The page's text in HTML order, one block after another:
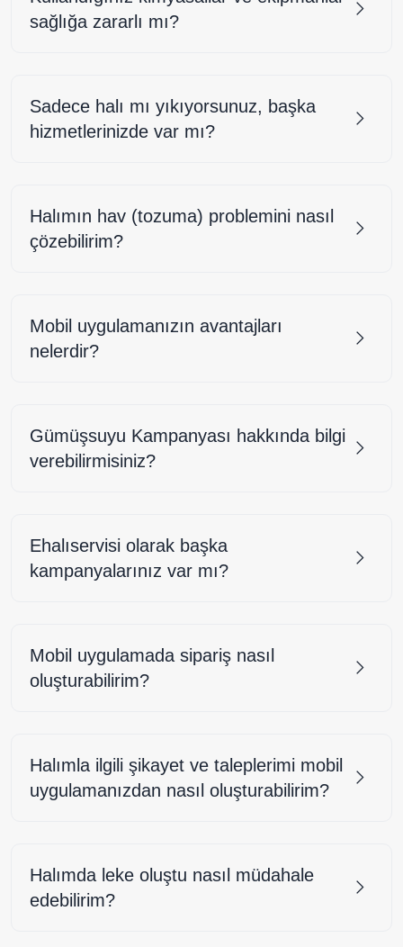
sağlığa zararlı mı?
Sadece halı mı yıkıyorsunuz, başka
hizmetlerinizde var mı?
Halımın hav (tozuma) problemini nasıl
çözebilirim?
Mobil uygulamanızın avantajları
nelerdir?
Gümüşsuyu Kampanyası hakkında bilgi
verebilirmisiniz?
Ehalıservisi olarak başka
kampanyalarınız var mı?
Mobil uygulamada sipariş nasıl
oluşturabilirim?
Halımla ilgili şikayet ve taleplerimi mobil
uygulamanızdan nasıl oluşturabilirim?
Halımda leke oluştu nasıl müdahale
edebilirim?